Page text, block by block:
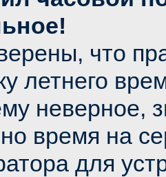
что
летнего
неверное,
время на
для